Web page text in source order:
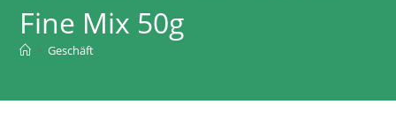
Fine Mix 50g
> Geschäft